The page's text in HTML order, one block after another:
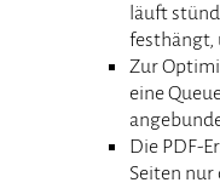
läuft
festhängt,
Zur
eine
Die PDF-
Seiten